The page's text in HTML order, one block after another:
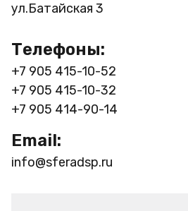
ул.Батайская 3
Телефоны:
+7 905 415-10-52
+7 905 415-10-32
+7 905 414-90-14
Email:
info@sferadsp.ru